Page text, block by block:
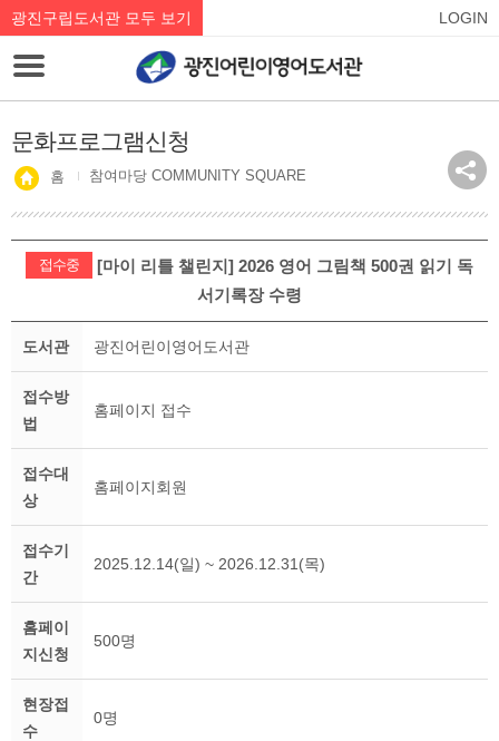
광진구립도서관 모두 보기 LOGIN
문화프로그램신청
홈 참여마당 COMMUNITY SQUARE
접수중
[마이 리틀 챌린지] 2026 영어 그림책 500권 읽기 독
서기록장 수령
도서관 광진어린이영어도서관
접수방
법
홈페이지 접수
접수대
상
홈페이지회원
접수기
간
2025.12.14(일) ~ 2026.12.31(목)
홈페이
지신청
500명
현장접
수
0명